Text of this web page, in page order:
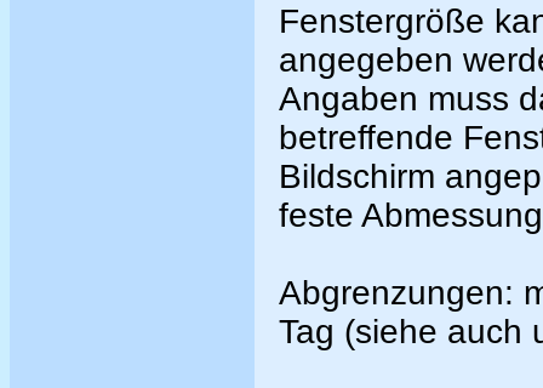
Fenstergröße
angegeben
Angaben muss
betreffende
Bildschirm
feste
Abgrenzungen:
Tag (siehe auch